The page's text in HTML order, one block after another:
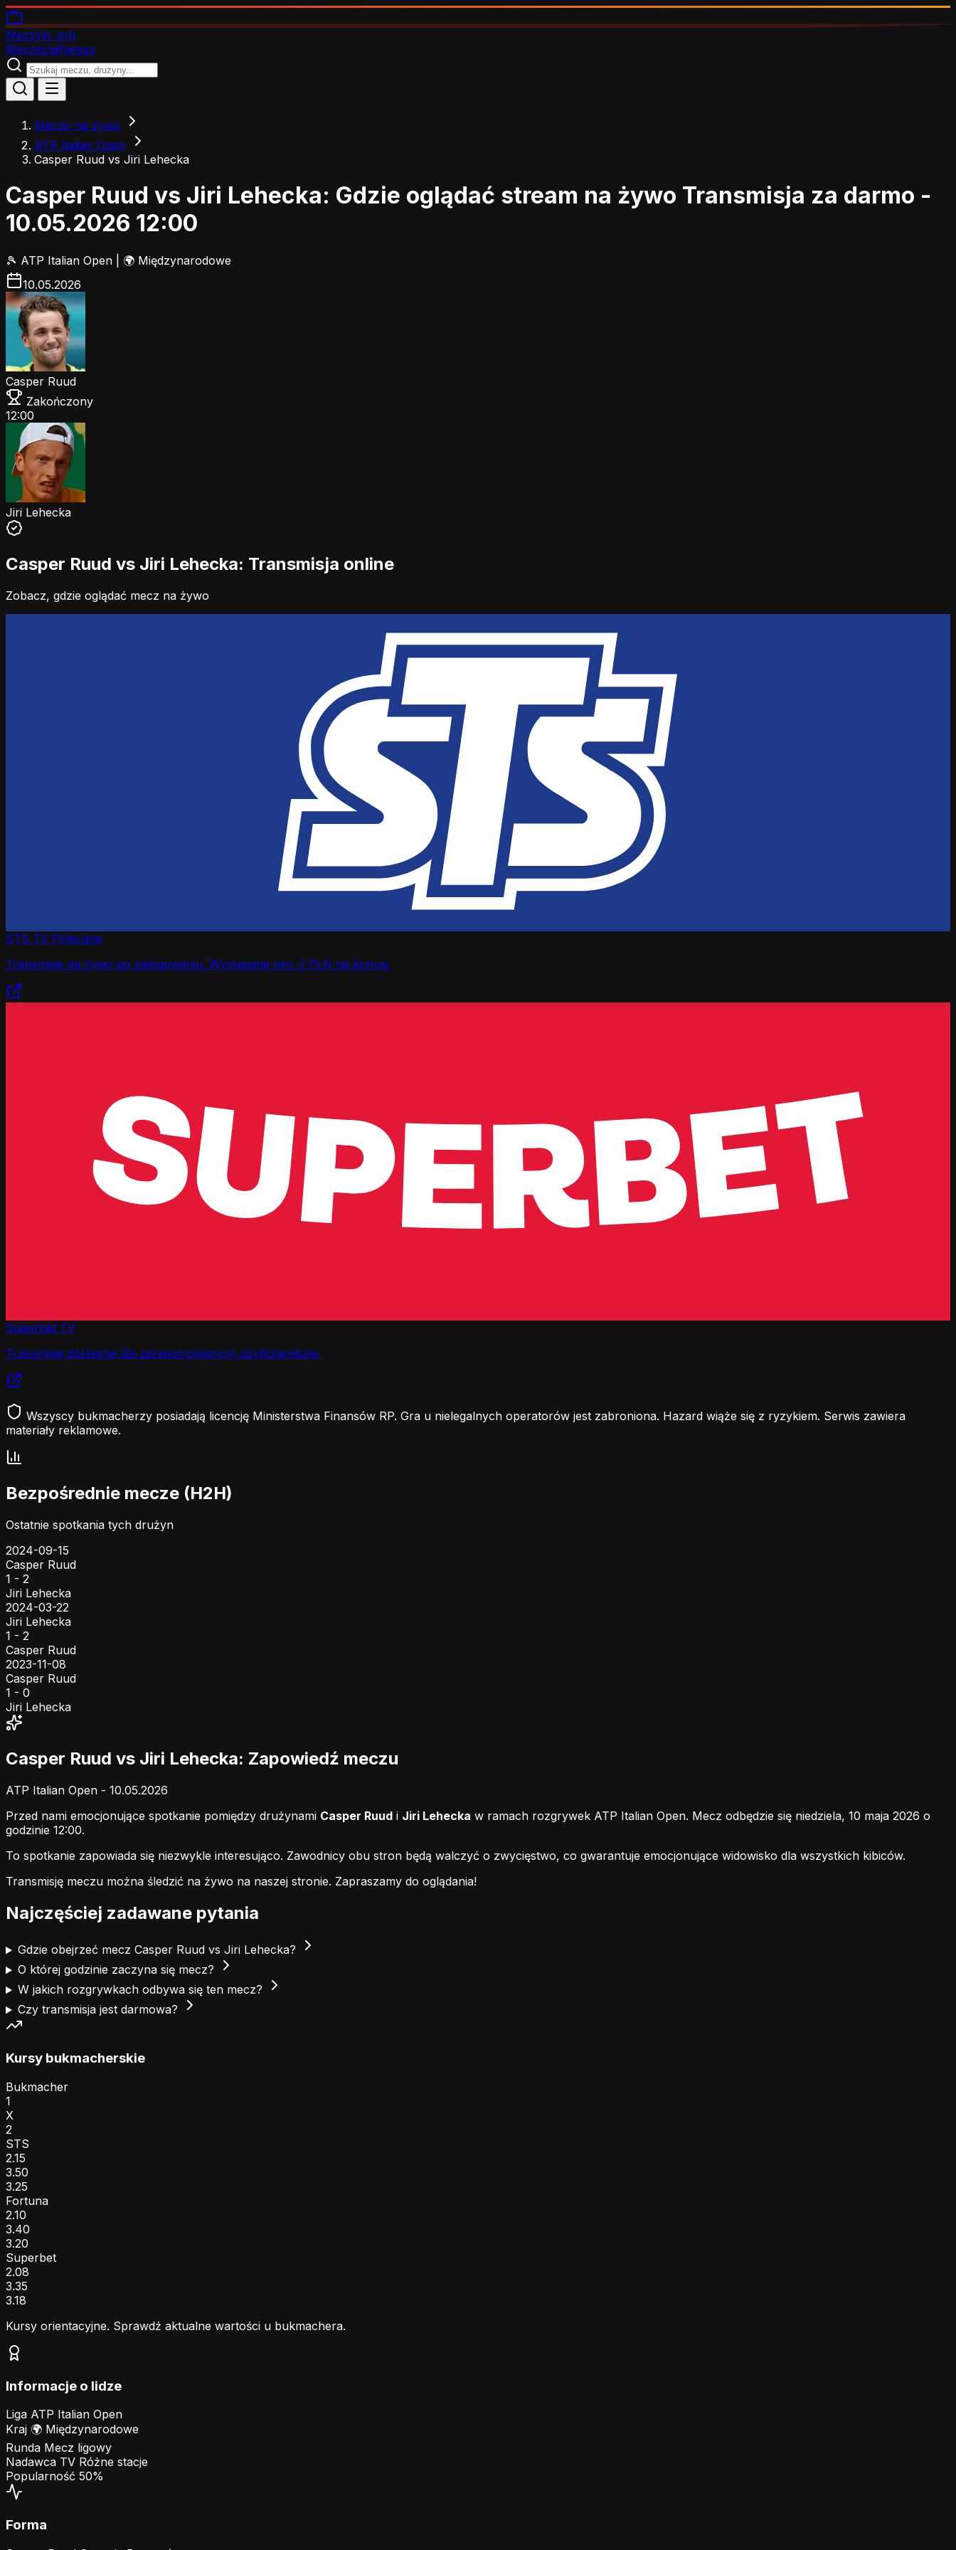
Meczyki .org
MeczeLigiNewsy
Mecze na żywo
ATP Italian Open
Casper Ruud vs Jiri Lehecka
Casper Ruud vs Jiri Lehecka: Gdzie oglądać stream na żywo Transmisja za darmo -
10.05.2026 12:00
🎾 ATP Italian Open
🌍 Międzynarodowe
10.05.2026
Casper Ruud
Zakończony
12:00
Jiri Lehecka
Casper Ruud vs Jiri Lehecka: Transmisja online
Zobacz, gdzie oglądać mecz na żywo
STS TV Polecane
Transmisje na żywo po zalogowaniu. Wymagane min. 2 PLN na koncie.
Superbet TV
Transmisje dostępne dla zarejestrowanych użytkowników.
Wszyscy bukmacherzy posiadają licencję Ministerstwa Finansów RP. Gra u nielegalnych operatorów jest zabroniona. Hazard wiąże się z ryzykiem. Serwis zawiera
materiały reklamowe.
Bezpośrednie mecze (H2H)
Ostatnie spotkania tych drużyn
2024-09-15
Casper Ruud
1 - 2
Jiri Lehecka
2024-03-22
Jiri Lehecka
1 - 2
Casper Ruud
2023-11-08
Casper Ruud
1 - 0
Jiri Lehecka
Casper Ruud vs Jiri Lehecka: Zapowiedź meczu
ATP Italian Open - 10.05.2026
Przed nami emocjonujące spotkanie pomiędzy drużynami Casper Ruud i Jiri Lehecka w ramach rozgrywek ATP Italian Open. Mecz odbędzie się niedziela, 10 maja 2026 o
godzinie 12:00.
To spotkanie zapowiada się niezwykle interesująco. Zawodnicy obu stron będą walczyć o zwycięstwo, co gwarantuje emocjonujące widowisko dla wszystkich kibiców.
Transmisję meczu można śledzić na żywo na naszej stronie. Zapraszamy do oglądania!
Najczęściej zadawane pytania
Gdzie obejrzeć mecz Casper Ruud vs Jiri Lehecka?
O której godzinie zaczyna się mecz?
W jakich rozgrywkach odbywa się ten mecz?
Czy transmisja jest darmowa?
Kursy bukmacherskie
Bukmacher
1
X
2
STS
2.15
3.50
3.25
Fortuna
2.10
3.40
3.20
Superbet
2.08
3.35
3.18
Kursy orientacyjne. Sprawdź aktualne wartości u bukmachera.
Informacje o lidze
Liga ATP Italian Open
Kraj 🌍 Międzynarodowe
Runda Mecz ligowy
Nadawca TV Różne stacje
Popularność 50%
Forma